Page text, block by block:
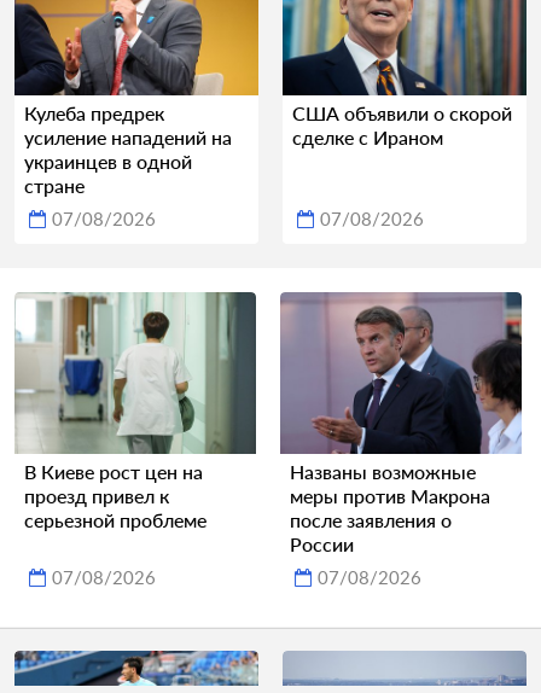
Кулеба предрек
усиление нападений на
украинцев в одной
стране
07/08/2026
США объявили о скорой
сделке с Ираном
07/08/2026
В Киеве рост цен на
проезд привел к
серьезной проблеме
07/08/2026
Названы возможные
меры против Макрона
после заявления о
России
07/08/2026